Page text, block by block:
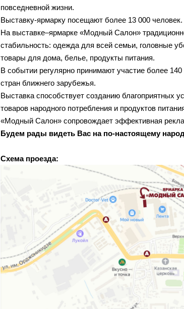
повседневной жизни.
Выставку-ярмарку посещают более 13 000 человек.
На выставке–ярмарке «Модный Cалон»
стабильность: одежда для всей семьи, головные
товары для дома, белье, продукты питания.
В событии регулярно принимают участие более
стран ближнего зарубежья.
Выставка способствует созданию благоприятных
товаров народного потребления и продуктов
«Модный Cалон» сопровождает эффективная
Будем рады видеть Вас на по-настоящему
Схема проезда: